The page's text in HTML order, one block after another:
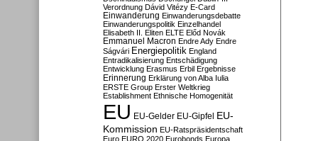
Verordnung Dávid Vitézy E-Card
Einwanderung Einwanderungsdebatte
Einwanderungspolitik Einzelhandel
Elisabeth II. Eliten ELTE Előd Novák
Emmanuel Macron Endre Ady Endre
Ságvári Energiepolitik England
Entradikalisierung Entschädigung
Entwicklung Erasmus Erbil Ergebnisse
Erinnerung Erklärung von Alba Iulia
ERSTE Group Erster Weltkrieg
Establishment Ethnische Homogenität
EU EU-Gelder EU-Gipfel EU-
Kommission EU-Ratspräsidentschaft
Euro EURO 2020 Eurobonds Europa